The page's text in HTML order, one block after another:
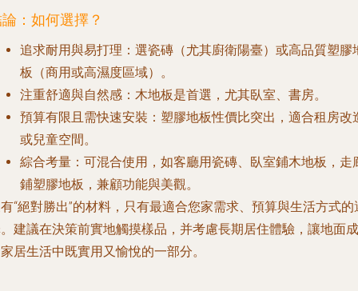
：如何選擇？
追求耐用與易打理 ：選瓷磚（尤其廚衛陽臺）或高品質塑膠
板（商用或高濕度區域）。
注重舒適與自然感 ：木地板是首選，尤其臥室、書房。
預算有限且需快速安裝 ：塑膠地板性價比突出，適合租房改
或兒童空間。
綜合考量 ：可混合使用，如客廳用瓷磚、臥室鋪木地板，走
鋪塑膠地板，兼顧功能與美觀。
“絕對勝出”的材料，只有最適合您家需求、預算與生活方式的
建議在決策前實地觸摸樣品，并考慮長期居住體驗，讓地面成
居生活中既實用又愉悅的一部分。